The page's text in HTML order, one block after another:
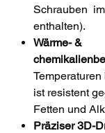
Schrauben
enthalten).
Wärme- &
Temperaturen
ist resistent
Fetten und
Präziser 3D-